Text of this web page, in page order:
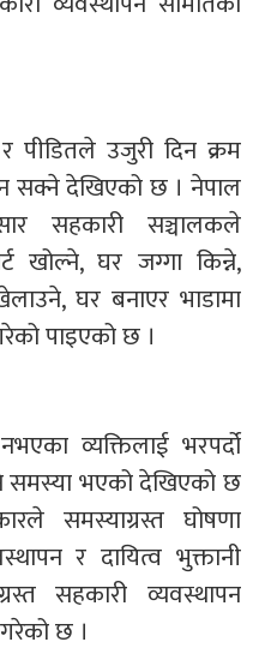
पीडितले उजुरी दिन क्रम
सक्ने देखिएको छ । नेपाल
सहकारी सञ्चालकले
खोल्ने, घर जग्गा किन्ने,
घर बनाएर भाडामा
पाइएको छ ।
व्यक्तिलाई भरपर्दो
समस्या भएको देखिएको छ
समस्याग्रस्त घोषणा
र दायित्व भुक्तानी
सहकारी व्यवस्थापन
छ ।